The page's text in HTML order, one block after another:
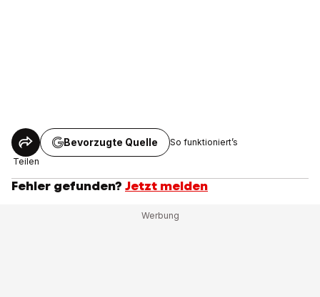
Teilen
Bevorzugte Quelle So funktioniert’s
Fehler gefunden? Jetzt melden